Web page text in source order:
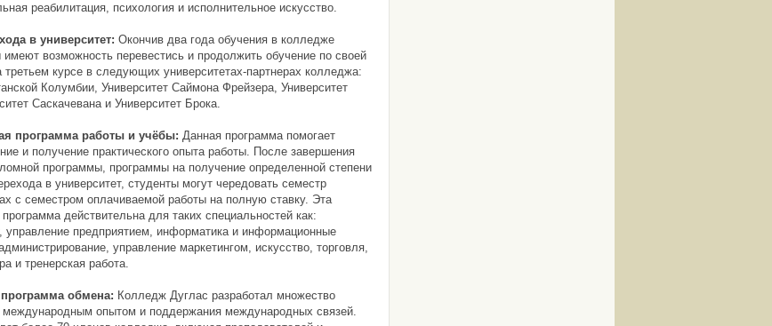
реабилитация, психология и исполнительное искусство.
в университет: Окончив два года обучения в колледже
возможность перевестись и продолжить обучение по своей
третьем курсе в следующих университетах-партнерах колледжа:
Колумбии, Университет Саймона Фрейзера, Университет
Саскачевана и Университет Брока.
программа работы и учёбы: Данная программа помогает
и получение практического опыта работы. После завершения
программы, программы на получение определенной степени
в университет, студенты могут чередовать семестр
с семестром оплачиваемой работы на полную ставку. Эта
действительна для таких специальностей как:
управление предприятием, информатика и информационные
управление маркетингом, искусство, торговля,
и тренерская работа.
обмена: Колледж Дуглас разработал множество
международным опытом и поддержания международных связей.